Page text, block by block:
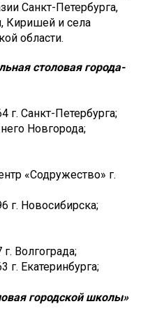
Санкт-Петербурга,
Киришей и села
области.
столовая города-
г. Санкт-Петербурга;
Новгорода;
«Содружество» г.
г. Новосибирска;
Волгограда;
Екатеринбурга;
городской школы»